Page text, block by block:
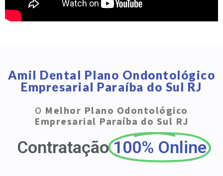
Amil Dental Plano Ondontológico
Empresarial Paraíba do Sul RJ
O Melhor Plano Odontológico
Empresarial Paraíba do Sul RJ
Contratação 100% Online